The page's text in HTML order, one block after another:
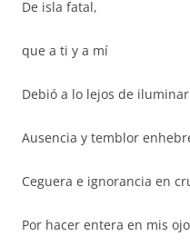
De isla fatal,
que a ti y a mí
Debió a lo lejos de
Ausencia y temblor
Ceguera e ignorancia en
Por hacer entera en mis